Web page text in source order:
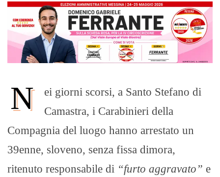
N
ei giorni scorsi, a Santo Stefano di
Camastra, i Carabinieri della
Compagnia del luogo hanno arrestato un
39enne, sloveno, senza fissa dimora,
ritenuto responsabile di “furto aggravato” e